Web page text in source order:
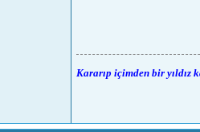
Kararıp içimden bir yıldız